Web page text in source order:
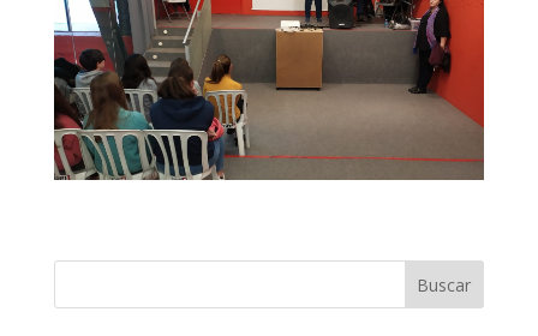
Buscar